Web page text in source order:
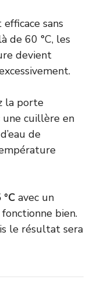
sans
de 60 °C, les
devient
la porte
cuillère en
de
avec un
bien.
le résultat sera